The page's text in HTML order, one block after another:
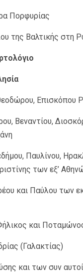
Πορφυρίας
της Βαλτικής στη
Επισκόπου
Βεναντίου,
Παυλίνου,
των εξ’
και Παύλου των
και
(Γαλακτίας)
και των συν